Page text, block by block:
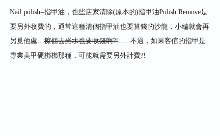
Nail polish=指甲油，也些店家清除(原本的)指甲油Polish Remove是
要另外收費的 ，通常這種清個指甲油也要算錢的沙龍，小編就會再
另覓他處…擦個去光水也要收錢啊?!......不過，如果客倌的指甲是
專業美甲硬梆梆那種，可能就需要另外計費?!